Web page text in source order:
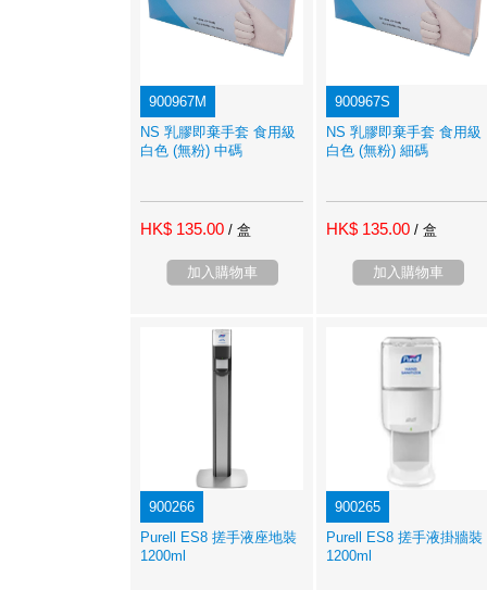
900967M
NS 乳膠即棄手套 食用級
白色 (無粉) 中碼
HK$ 135.00 / 盒
加入購物車
900967S
NS 乳膠即棄手套 食用級
白色 (無粉) 細碼
HK$ 135.00 / 盒
加入購物車
900266
Purell ES8 搓手液座地裝
1200ml
900265
Purell ES8 搓手液掛牆裝
1200ml